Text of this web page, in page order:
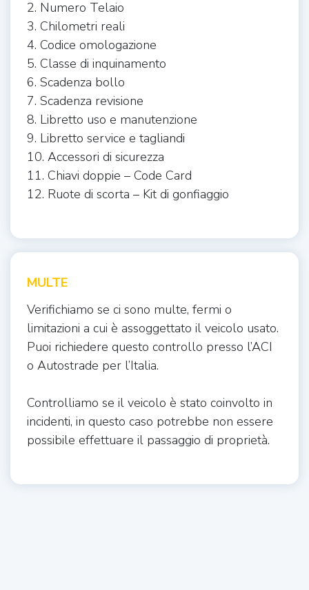
2. Numero Telaio
3. Chilometri reali
4. Codice omologazione
5. Classe di inquinamento
6. Scadenza bollo
7. Scadenza revisione
8. Libretto uso e manutenzione
9. Libretto service e tagliandi
10. Accessori di sicurezza
11. Chiavi doppie – Code Card
12. Ruote di scorta – Kit di gonfiaggio
MULTE
Verifichiamo se ci sono multe, fermi o
limitazioni a cui è assoggettato il veicolo usato.
Puoi richiedere questo controllo presso l’ACI
o Autostrade per l’Italia.
Controlliamo se il veicolo è stato coinvolto in
incidenti, in questo caso potrebbe non essere
possibile effettuare il passaggio di proprietà.